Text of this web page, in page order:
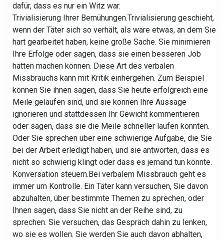
dafür, dass es nur ein Witz war.
Trivialisierung Ihrer Bemühungen.Trivialisierung geschieht,
wenn der Täter sich so verhält, als wäre etwas, an dem Sie
hart gearbeitet haben, keine große Sache. Sie minimieren
Ihre Erfolge oder sagen, dass sie einen besseren Job
hätten machen können. Diese Art des verbalen
Missbrauchs kann mit Kritik einhergehen. Zum Beispiel
können Sie ihnen sagen, dass Sie heute erfolgreich eine
Meile gelaufen sind, und sie können Ihre Aussage
ignorieren und stattdessen Ihr Gewicht kommentieren
oder sagen, dass sie die Meile schneller laufen könnten.
Oder Sie sprechen über eine schwierige Aufgabe, die Sie
bei der Arbeit erledigt haben, und sie antworten, dass es
nicht so schwierig klingt oder dass es jemand tun könnte.
Konversation steuern.Bei verbalem Missbrauch geht es
immer um Kontrolle. Ein Täter kann versuchen, Sie davon
abzuhalten, über bestimmte Themen zu sprechen, oder
Ihnen sagen, dass Sie nicht an der Reihe sind, zu
sprechen. Sie versuchen, das Gespräch dahin zu lenken,
wo sie es wollen. Sie werden Sie auch davon abhalten,